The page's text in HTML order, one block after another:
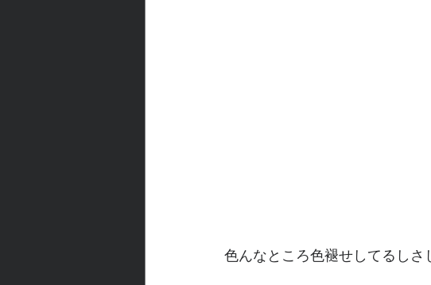
色んなところ色褪せしてるしさ